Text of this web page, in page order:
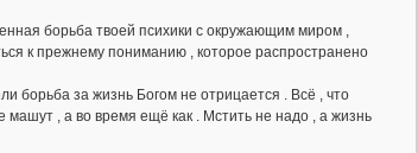
борьба твоей психики с окружающим миром ,
к прежнему пониманию , которое распространено
борьба за жизнь Богом не отрицается . Всё , что
, а во время ещё как . Мстить не надо , а жизнь